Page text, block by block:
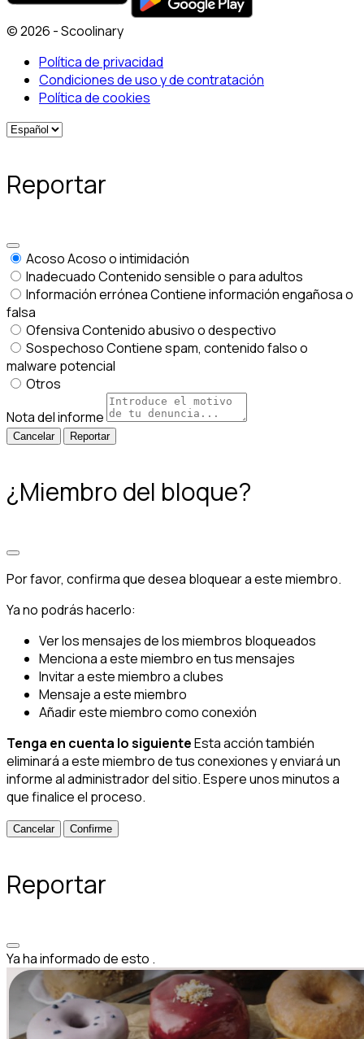
© 2026 - Scoolinary
Política de privacidad
Condiciones de uso y de contratación
Política de cookies
Reportar
AcosoAcoso o intimidación
InadecuadoContenido sensible o para adultos
Información erróneaContiene información engañosa o
falsa
OfensivaContenido abusivo o despectivo
SospechosoContiene spam, contenido falso o
malware potencial
Otros
Nota del informe
Reportar
¿Miembro del bloque?
Por favor, confirma que desea bloquear a este miembro.
Ya no podrás hacerlo:
Ver los mensajes de los miembros bloqueados
Menciona a este miembro en tus mensajes
Invitar a este miembro a clubes
Mensaje a este miembro
Añadir este miembro como conexión
Tenga en cuenta lo siguienteEsta acción también
eliminará a este miembro de tus conexiones y enviará un
informe al administrador del sitio. Espere unos minutos a
que finalice el proceso.
Confirme
Reportar
Ya ha informado de esto .